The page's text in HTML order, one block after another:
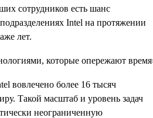
сотрудников есть шанс
Intel на протяжении
лет.
вовлечено более 16 тысяч
Такой масштаб и уровень задач
неограниченную